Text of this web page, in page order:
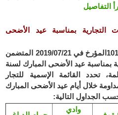
التفاصيل
التجارية بمناسبة عيد الأضحى
بمقتضى القرار الولائي رقم 1011المؤرخ في 2019/07/21 المتضمن
بمناسبة عيد الأضحى المبارك لسنة
تحدد القائمة الإسمية للتجار
خلال أيام عيد الأضحى المبارك
وادي